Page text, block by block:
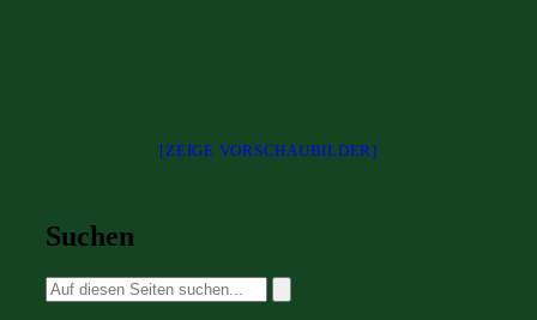
[ZEIGE VORSCHAUBILDER]
Suchen
Suche
nach: